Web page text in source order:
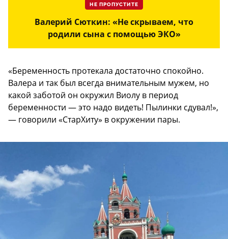
НЕ ПРОПУСТИТЕ
Валерий Cюткин: «Не скрываем, что
родили сына с помощью ЭКО»
«Беременность протекала достаточно спокойно.
Валера и так был всегда внимательным мужем, но
какой заботой он окружил Виолу в период
беременности — это надо видеть! Пылинки сдувал!»,
— говорили «СтарХиту» в окружении пары.